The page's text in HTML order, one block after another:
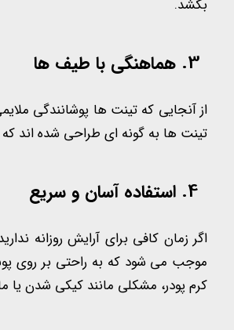
بکشد.
هماهنگی با طیف ها
از آنجایی که تینت ها پوشانندگی
تینت ها به گونه ای طراحی شده اند
استفاده آسان و سریع
اگر زمان کافی برای آرایش روزانه
موجب می شود که به راحتی بر روی
کرم پودر، مشکلی مانند کیکی شدن